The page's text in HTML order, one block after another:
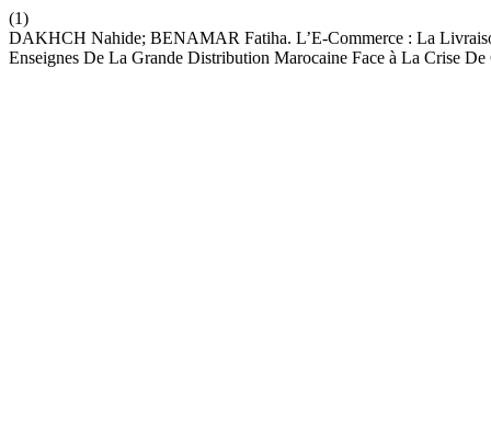
(1)
DAKHCH Nahide; BENAMAR Fatiha. L’E-Commerce : La
Enseignes De La Grande Distribution Marocaine Face à La Crise